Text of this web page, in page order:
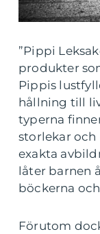
”Pippi
produkter
Pippis
hållning till
typerna
storlekar och
exakta
låter barnen
böckerna
Förutom